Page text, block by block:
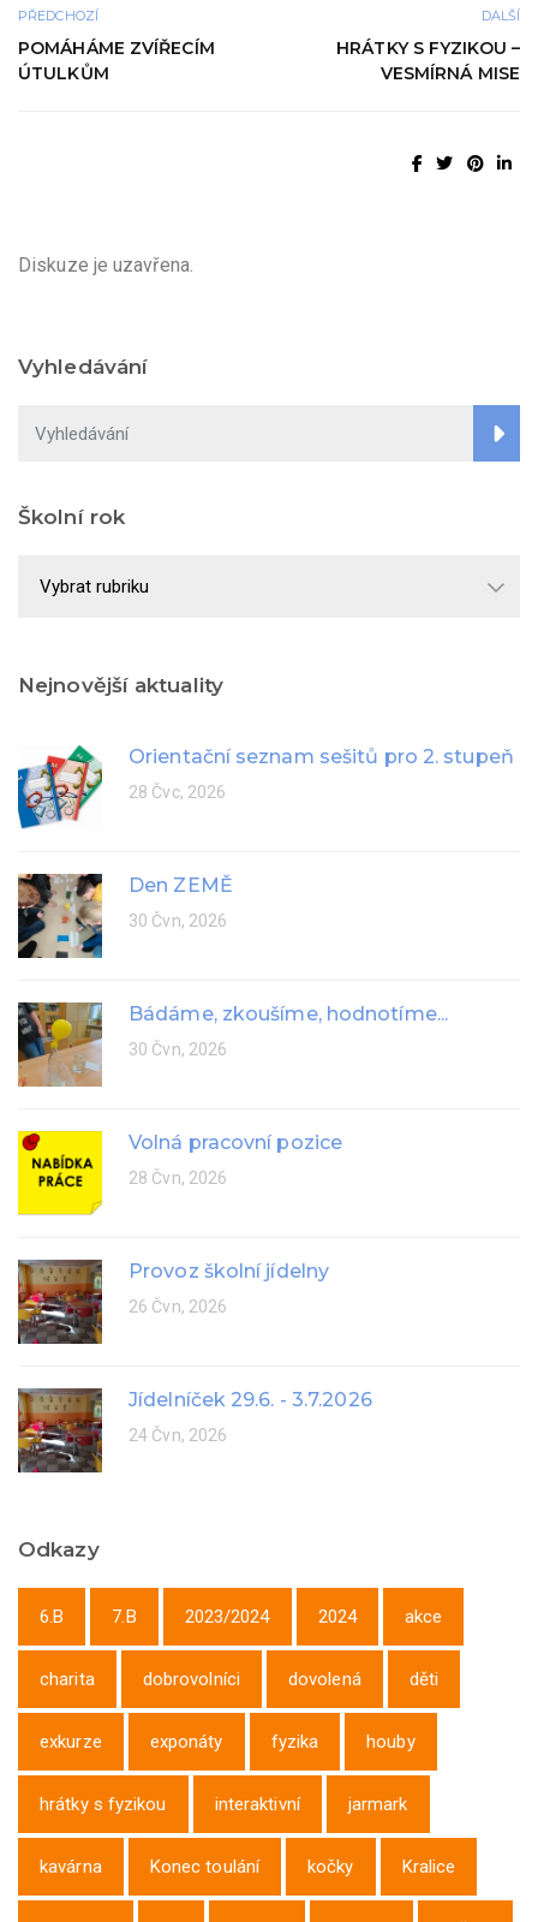
PŘEDCHOZÍ
POMÁHÁME ZVÍŘECÍM
ÚTULKŮM
DALŠÍ
HRÁTKY S FYZIKOU –
VESMÍRNÁ MISE
Diskuze je uzavřena.
Vyhledávání
Školní rok
Nejnovější aktuality
Orientační seznam sešitů pro 2. stupeň
28 Čvc, 2026
Den ZEMĚ
30 Čvn, 2026
Bádáme, zkoušíme, hodnotíme...
30 Čvn, 2026
Volná pracovní pozice
28 Čvn, 2026
Provoz školní jídelny
26 Čvn, 2026
Jídelníček 29.6. - 3.7.2026
24 Čvn, 2026
Odkazy
6.B 7.B 2023/2024 2024 akce
charita dobrovolníci dovolená děti
exkurze exponáty fyzika houby
hrátky s fyzikou interaktivní jarmark
kavárna Konec toulání kočky Kralice